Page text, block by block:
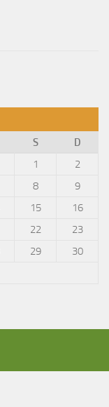
S
D
1
2
8
9
15
16
22
23
29
30